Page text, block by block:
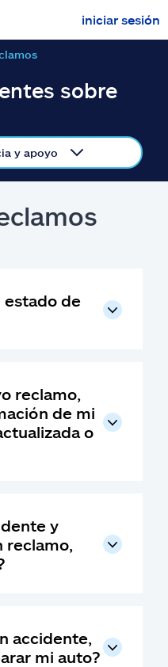
iniciar sesión
para
continuar una cotización
sobre
y apoyo
estado de
reclamo,
de mi
o
y
reclamo,
accidente,
mi auto?